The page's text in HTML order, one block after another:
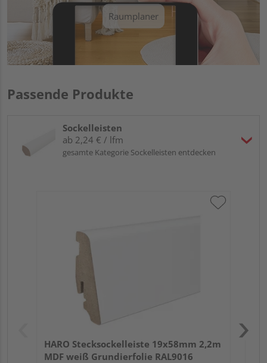
Raumplaner
Passende Produkte
Sockelleisten
ab 2,24 € / lfm
gesamte Kategorie Sockelleisten entdecken
HARO Stecksockelleiste 19x58mm 2,2m
MDF weiß Grundierfolie RAL9016